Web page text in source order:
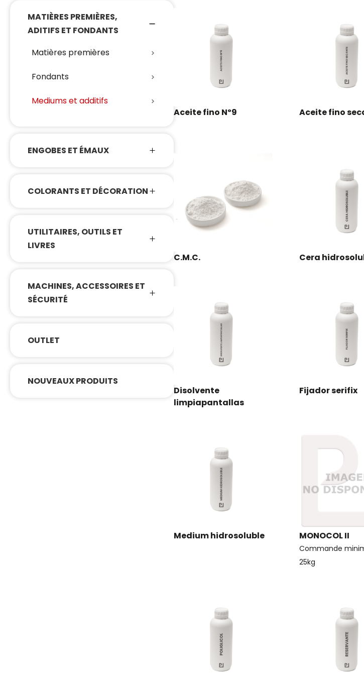
MATIÈRES PREMIÈRES,
ADITIFS ET FONDANTS
Matières premières
Fondants
Mediums et additifs
ENGOBES ET ÉMAUX
COLORANTS ET DÉCORATION
UTILITAIRES, OUTILS ET
LIVRES
MACHINES, ACCESSOIRES ET
SÉCURITÉ
OUTLET
NOUVEAUX PRODUITS
Aceite fino Nº9 Aceite fino
C.M.C. Cera
Disolvente
limpiapantallas
Fijador serifix
Medium hidrosoluble MONOCOL II
Commande
25kg